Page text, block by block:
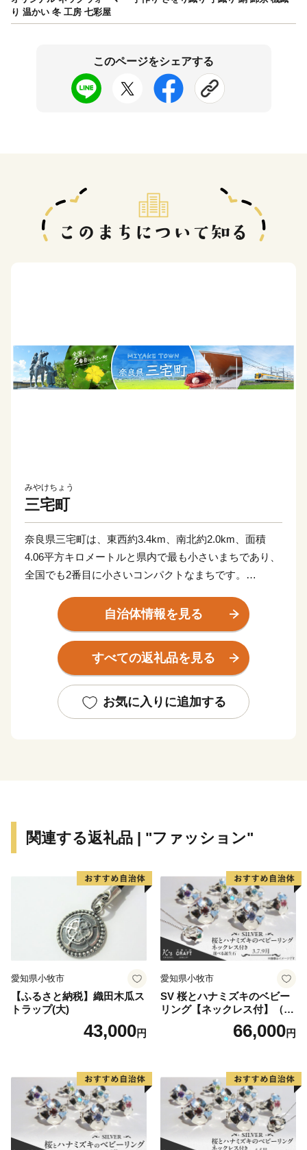
り 温かい 冬 工房 七彩屋
このページをシェアする
みやけちょう
三宅町
奈良県三宅町は、東西約3.4km、南北約2.0km、面積
4.06平方キロメートルと県内で最も小さいまちであり、
全国でも2番目に小さいコンパクトなまちです。
古くは聖徳太子が斑鳩から飛鳥へ通われたといわれてい
る道路の一部として現存する太子道、万葉集に歌われた
唯一の花である「あざさ」、社会福祉事業の先駆者とい
われている忍性菩薩の生誕の地など歴史と文化が香るま
地場産業では、革製品製造業、特に野球用グローブ・ス
自治体情報を見る
すべての返礼品を見る
お気に入りに追加する
関連する返礼品 | "ファッション"
愛知県小牧市
【ふるさと納税】織田木瓜ス
トラップ(大)
43,000円
愛知県小牧市
SV 桜とハナミズキのベビー
リング【ネックレス付】（3.
66,000円